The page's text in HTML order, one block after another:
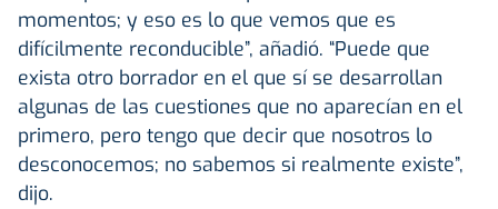
momentos; y eso es lo que vemos que es
difícilmente reconducible”, añadió. “Puede que
exista otro borrador en el que sí se desarrollan
algunas de las cuestiones que no aparecían en el
primero, pero tengo que decir que nosotros lo
desconocemos; no sabemos si realmente existe”,
dijo.